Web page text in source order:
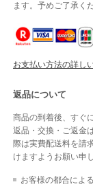
ます。予めご了承く
お支払い方法の詳し
返品について
商品の到着後、すぐ
返品・交換・ご返金
際は実費配送料を請
けますようお願い申
お客様の都合によ